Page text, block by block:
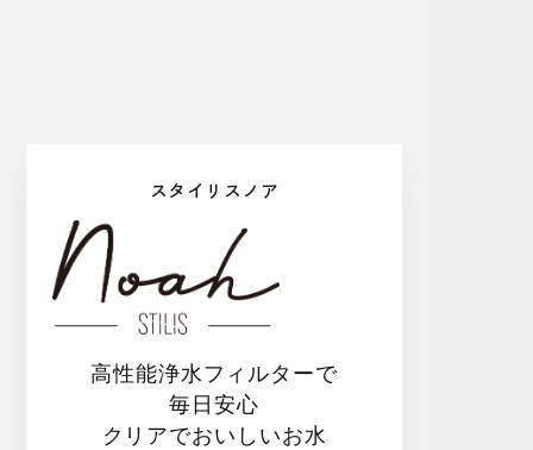
スタイリスノア
高性能浄水フィルターで
毎日安心
クリアでおいしいお水